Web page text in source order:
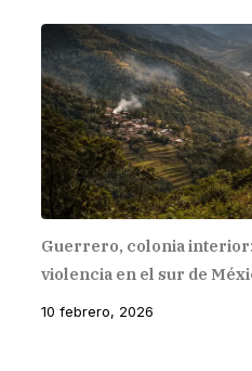
Guerrero, colonia
violencia en el sur de
10 febrero, 2026